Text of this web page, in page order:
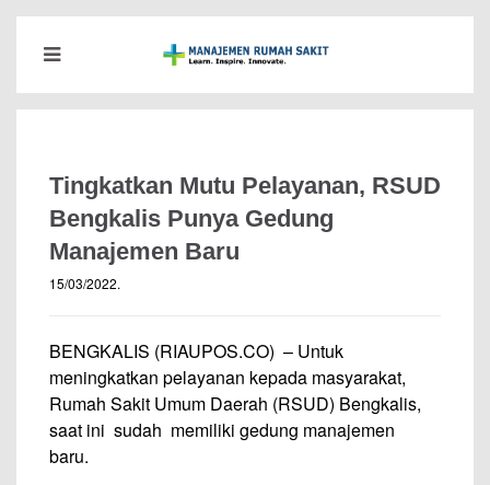
Tingkatkan Mutu Pelayanan, RSUD
Bengkalis Punya Gedung
Manajemen Baru
15/03/2022.
BENGKALIS (RIAUPOS.CO) – Untuk
meningkatkan pelayanan kepada masyarakat,
Rumah Sakit Umum Daerah (RSUD) Bengkalis,
saat ini sudah memiliki gedung manajemen
baru.